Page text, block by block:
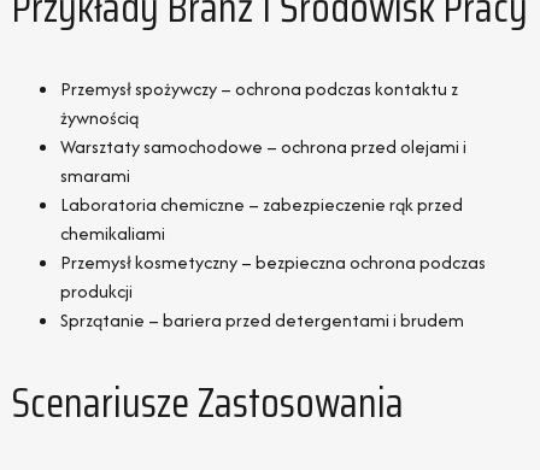
Przemysł spożywczy – ochrona podczas kontaktu z
żywnością
Warsztaty samochodowe – ochrona przed olejami i
smarami
Laboratoria chemiczne – zabezpieczenie rąk przed
chemikaliami
Przemysł kosmetyczny – bezpieczna ochrona podczas
produkcji
Sprzątanie – bariera przed detergentami i brudem
Scenariusze Zastosowania